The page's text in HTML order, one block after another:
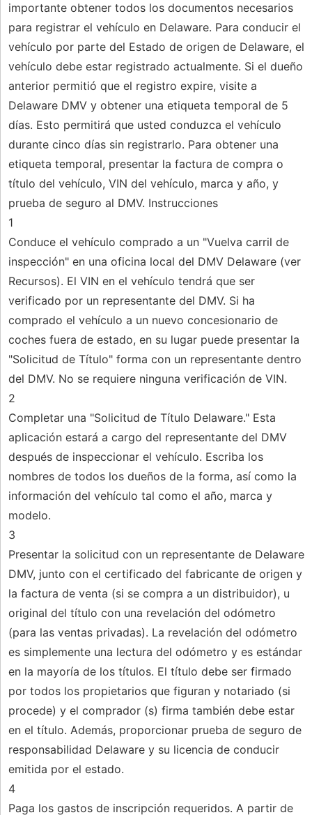
importante obtener todos los documentos necesarios
para registrar el vehículo en Delaware. Para conducir el
vehículo por parte del Estado de origen de Delaware, el
vehículo debe estar registrado actualmente. Si el dueño
anterior permitió que el registro expire, visite a
Delaware DMV y obtener una etiqueta temporal de 5
días. Esto permitirá que usted conduzca el vehículo
durante cinco días sin registrarlo. Para obtener una
etiqueta temporal, presentar la factura de compra o
título del vehículo, VIN del vehículo, marca y año, y
prueba de seguro al DMV. Instrucciones
1
Conduce el vehículo comprado a un "Vuelva carril de
inspección" en una oficina local del DMV Delaware (ver
Recursos). El VIN en el vehículo tendrá que ser
verificado por un representante del DMV. Si ha
comprado el vehículo a un nuevo concesionario de
coches fuera de estado, en su lugar puede presentar la
"Solicitud de Título" forma con un representante dentro
del DMV. No se requiere ninguna verificación de VIN.
2
Completar una "Solicitud de Título Delaware." Esta
aplicación estará a cargo del representante del DMV
después de inspeccionar el vehículo. Escriba los
nombres de todos los dueños de la forma, así como la
información del vehículo tal como el año, marca y
modelo.
3
Presentar la solicitud con un representante de Delaware
DMV, junto con el certificado del fabricante de origen y
la factura de venta (si se compra a un distribuidor), u
original del título con una revelación del odómetro
(para las ventas privadas). La revelación del odómetro
es simplemente una lectura del odómetro y es estándar
en la mayoría de los títulos. El título debe ser firmado
por todos los propietarios que figuran y notariado (si
procede) y el comprador (s) firma también debe estar
en el título. Además, proporcionar prueba de seguro de
responsabilidad Delaware y su licencia de conducir
emitida por el estado.
4
Paga los gastos de inscripción requeridos. A partir de